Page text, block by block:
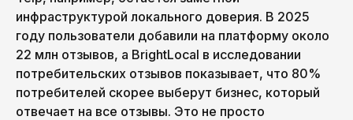
инфраструктурой локального доверия. В 2025
году пользователи добавили на платформу около
22 млн отзывов, а BrightLocal в исследовании
потребительских отзывов показывает, что 80%
потребителей скорее выберут бизнес, который
отвечает на все отзывы. Это не просто